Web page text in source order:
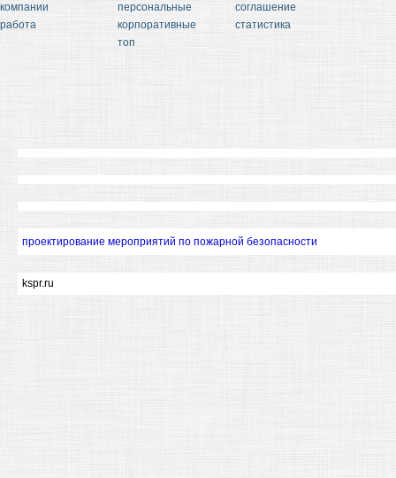
компании
работа
персональные
корпоративные
топ
соглашение
статистика
проектирование мероприятий по пожарной безопасности
kspr.ru